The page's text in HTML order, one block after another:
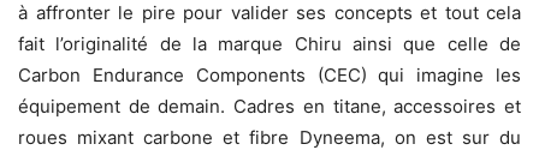
à affronter le pire pour valider ses concepts et tout cela
fait l’originalité de la marque Chiru ainsi que celle de
Carbon Endurance Components (CEC) qui imagine les
équipement de demain. Cadres en titane, accessoires et
roues mixant carbone et fibre Dyneema, on est sur du